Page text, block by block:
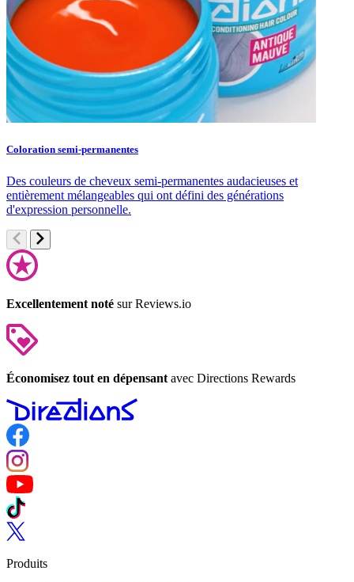
Coloration semi-permanentes
Des couleurs de cheveux semi-permanentes audacieuses et
entièrement mélangeables qui ont défini des générations
d'expression personnelle.
Excellentement noté sur Reviews.io
Économisez tout en dépensant avec Directions Rewards
Follow us on Facebook
Follow us on Instagram
Follow us on YouTube
Follow us on TikTok
Follow us on Twitter
Produits